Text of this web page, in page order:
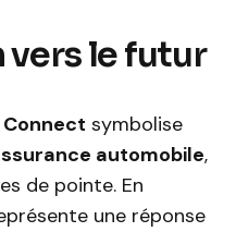
vers le futur
Connect symbolise
automobile,
de pointe. En
une réponse